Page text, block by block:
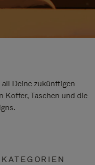
Deine zukünftigen
Koffer, Taschen und die